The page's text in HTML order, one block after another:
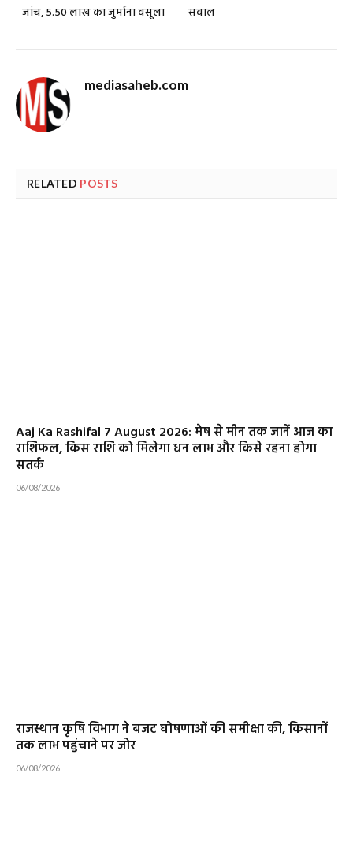
जांच, 5.50 लाख का जुर्माना वसूला
सवाल
mediasaheb.com
RELATED POSTS
Aaj Ka Rashifal 7 August 2026: मेष से मीन तक जानें आज का
राशिफल, किस राशि को मिलेगा धन लाभ और किसे रहना होगा
सतर्क
06/08/2026
राजस्थान कृषि विभाग ने बजट घोषणाओं की समीक्षा की, किसानों
तक लाभ पहुंचाने पर जोर
06/08/2026